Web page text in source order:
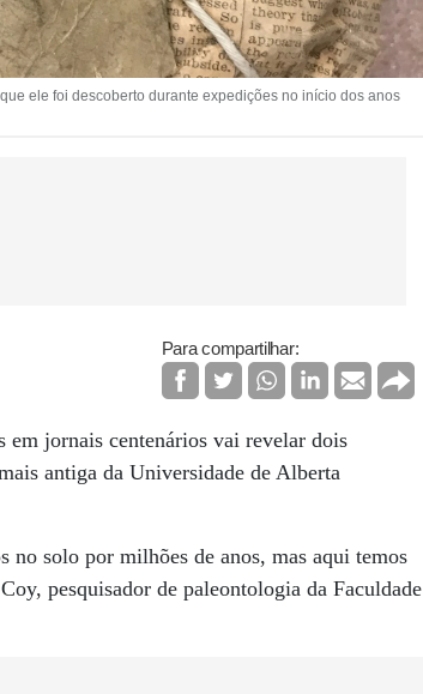
ele foi descoberto durante expedições no início dos anos
Para compartilhar:
em jornais centenários vai revelar dois
antiga da Universidade de Alberta
no solo por milhões de anos, mas aqui temos
pesquisador de paleontologia da Faculdade